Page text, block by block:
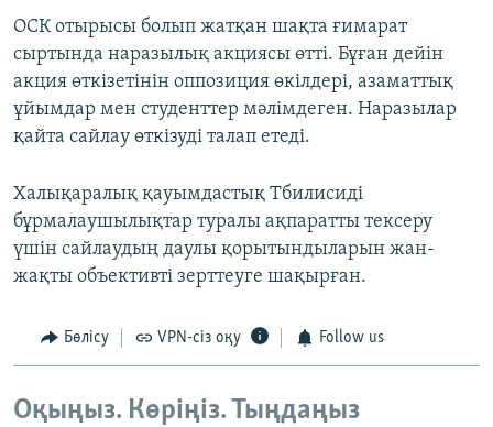
ОСК отырысы болып жатқан шақта ғимарат
сыртында наразылық акциясы өтті. Бұған дейін
акция өткізетінін оппозиция өкілдері, азаматтық
ұйымдар мен студенттер мәлімдеген. Наразылар
қайта сайлау өткізуді талап етеді.
Халықаралық қауымдастық Тбилисиді
бұрмалаушылықтар туралы ақпаратты тексеру
үшін сайлаудың даулы қорытындыларын жан-
жақты объективті зерттеуге шақырған.
Бөлісу VPN-сіз оқу Follow us
Оқыңыз. Көріңіз. Тыңдаңыз